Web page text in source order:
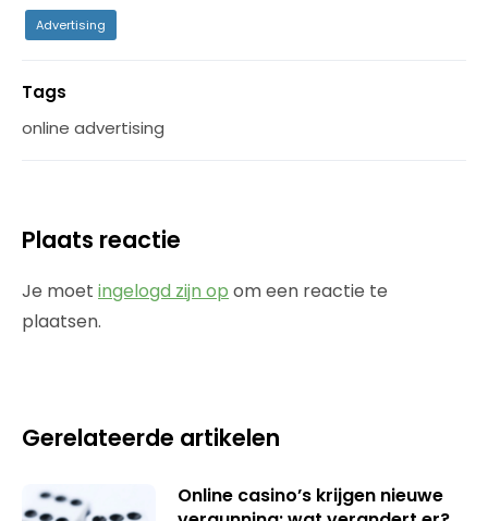
Advertising
Tags
online advertising
Plaats reactie
Je moet ingelogd zijn op om een reactie te
plaatsen.
Gerelateerde artikelen
Online casino’s krijgen nieuwe